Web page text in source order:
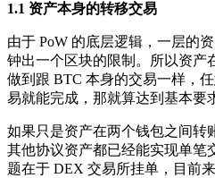
1.1 资产本身的转移交易
由于 PoW 的底层逻辑，一层的
钟出一个区块的限制。所以资产
做到跟 BTC 本身的交易一样，
易就能完成，那就算达到基本要
如果只是资产在两个钱包之间转
其他协议资产都已经能实现单笔
题在于 DEX 交易所挂单，目前来